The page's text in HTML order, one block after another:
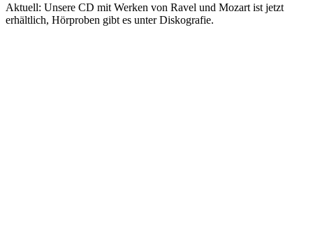
Aktuell: Unsere CD mit Werken von Ravel und Mozart ist jetzt
erhältlich, Hörproben gibt es unter Diskografie.